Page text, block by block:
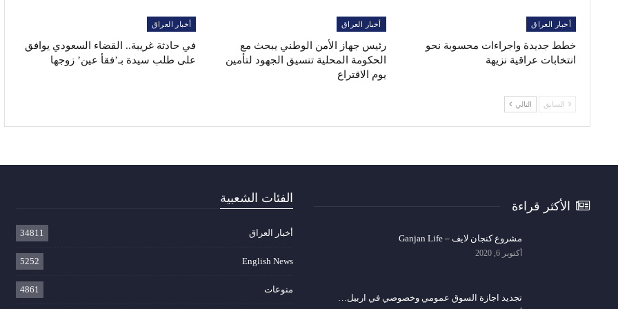
أخبار العراق
خطط جديدة واجراءات محسوبة نحو
انتخابات عراقية نزيهة
أخبار العراق
رئيس جهاز الأمن الوطني يبحث مع
الحكومة المحلية تنسيق الجهود لتأمين
يوم الاقتراع
أخبار العراق
في حادثة غريبة.. القضاء السعودي يوافق
على طلب سيدة بـ’فقأ عين’ زوجها
السابق التالي
الأكثر قراءة
مشروع كنجان لايف – Ganjan Life
أكتوبر 6, 2020
تجديد اجازة السوق عمومي وخصوصي في اربيل…
الفئات الشعبية
أخبار العراق 34811
English News
5252
منوعات 4861